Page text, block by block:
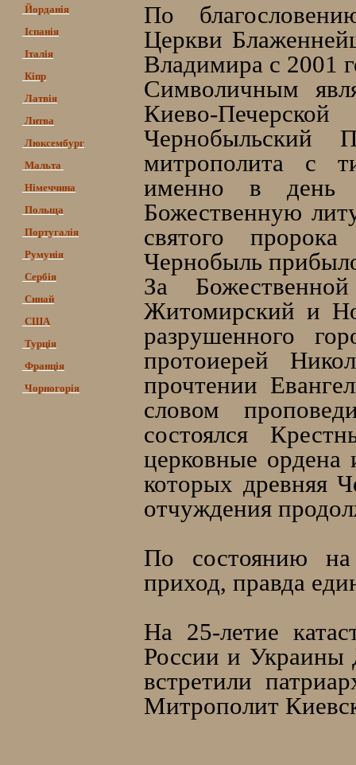
Йорданія
Іспанія
Італія
Кіпр
Латвія
Литва
Люксембург
Мальта
Німеччина
Польща
Португалія
Румунія
Сербія
Синай
США
Турція
Франція
Чорногорія
По
Церкви
Владимира с 2001
Символичным
Киево-
Чернобыльский
митрополита с
именно в день
Божественную
святого
Чернобыль
За
Житомирский и
разрушенного
протоиерей
прочтении
словом
состоялся
церковные ордена
которых древняя
отчуждения
По состоянию
приход, правда
На 25-летие
России и Украины
встретили
Митрополит